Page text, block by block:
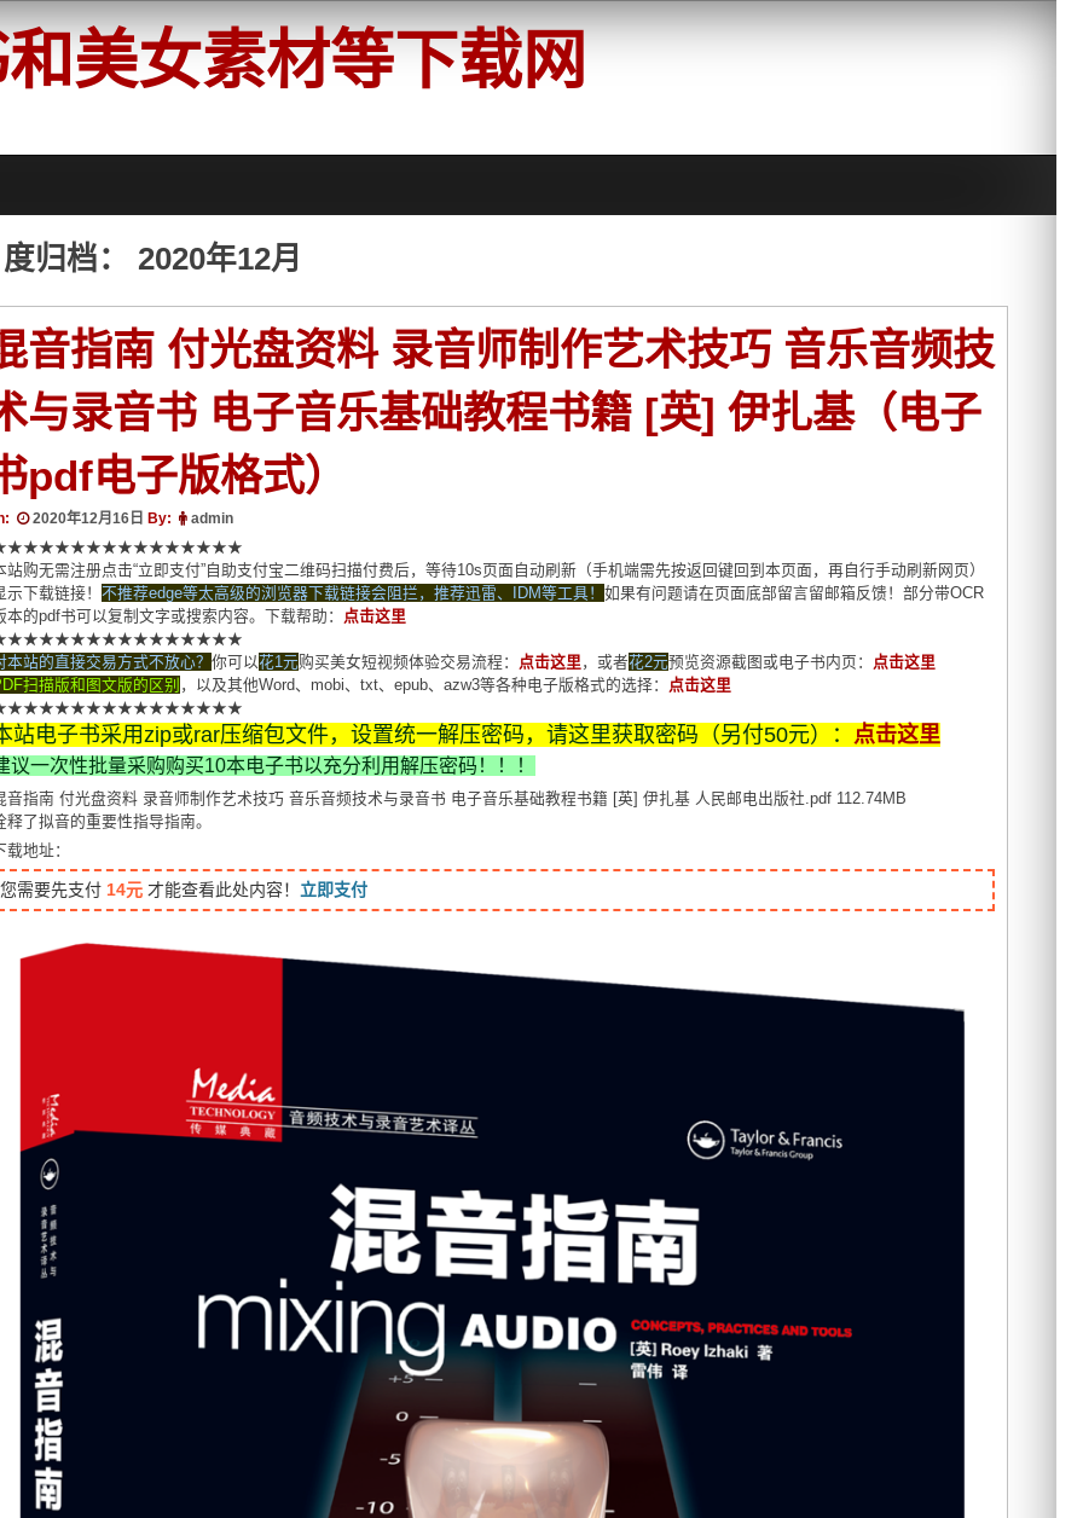
美女素材等下载网
归档： 2020年12月
音指南 付光盘资料 录音师制作艺术技巧 音乐音频技
与录音书 电子音乐基础教程书籍 [英] 伊扎基（电子
pdf电子版格式）
2020年12月16日 By: admin
站购无需注册点击“立即支付”自助支付宝二维码扫描付费后，等待10s页面自动刷新（手机端需先按返回键回到本页面，再自行手动刷新网页）
示下载链接！不推荐edge等太高级的浏览器下载链接会阻拦，推荐迅雷、IDM等工具！如果有问题请在页面底部留言留邮箱反馈！部分带OCR
本的pdf书可以复制文字或搜索内容。下载帮助： 点击这里
本站的直接交易方式不放心？你可以花1元购买美女短视频体验交易流程： 点击这里 ，或者花2元预览资源截图或电子书内页： 点击这里
扫描版和图文版的区别 ，以及其他Word、mobi、txt、epub、azw3等各种电子版格式的选择： 点击这里
站电子书采用zip或rar压缩包文件，设置统一解压密码，请这里获取密码（另付50元）： 点击这里
议一次性批量采购购买10本电子书以充分利用解压密码！！！
音指南 付光盘资料 录音师制作艺术技巧 音乐音频技术与录音书 电子音乐基础教程书籍 [英] 伊扎基 人民邮电出版社.pdf 112.74MB
释了拟音的重要性指导指南。
载地址：
您需要先支付 14元 才能查看此处内容！ 立即支付